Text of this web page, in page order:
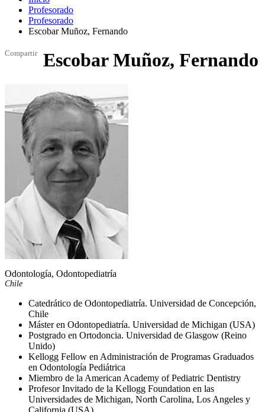
Profesorado
Profesorado
Escobar Muñoz, Fernando
Compartir Escobar Muñoz, Fernando
Odontología, Odontopediatría
Chile
Catedrático de Odontopediatría. Universidad de Concepción,
Chile
Máster en Odontopediatría. Universidad de Michigan (USA)
Postgrado en Ortodoncia. Universidad de Glasgow (Reino
Unido)
Kellogg Fellow en Administración de Programas Graduados
en Odontología Pediátrica
Miembro de la American Academy of Pediatric Dentistry
Profesor Invitado de la Kellogg Foundation en las
Universidades de Michigan, North Carolina, Los Angeles y
California (USA)